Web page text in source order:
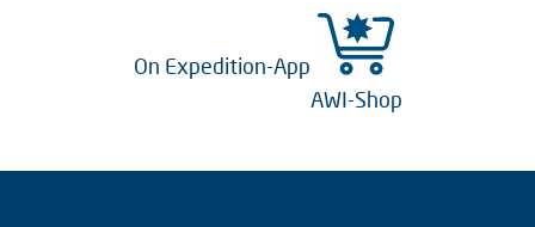
On Expedition-App
AWI-Shop